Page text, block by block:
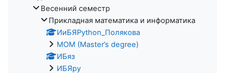
Весенний семестр
Прикладная математика и информатика
ИиБЯPython_Полякова
MOM (Master’s degree)
ИБяз
ИБЯpy